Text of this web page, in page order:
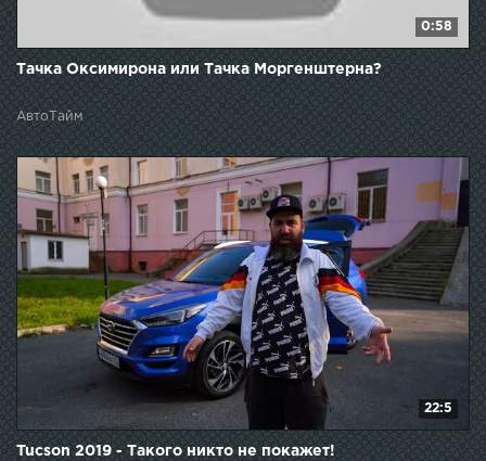
0:58
Тачка Оксимирона или Тачка Моргенштерна?
АвтоТайм
22:5
Tucson 2019 - Такого никто не покажет!